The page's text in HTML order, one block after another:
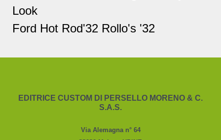
Look
Ford Hot Rod'32 Rollo's '32
EDITRICE CUSTOM DI PERSELLO MORENO & C.
S.A.S.
Via Alemagna n° 64